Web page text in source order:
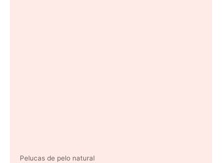
Pelucas de pelo natural